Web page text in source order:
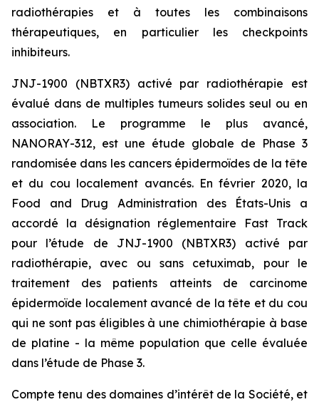
radiothérapies et à toutes les combinaisons
thérapeutiques, en particulier les checkpoints
inhibiteurs.
JNJ-1900 (NBTXR3) activé par radiothérapie est
évalué dans de multiples tumeurs solides seul ou en
association. Le programme le plus avancé,
NANORAY-312, est une étude globale de Phase 3
randomisée dans les cancers épidermoïdes de la tête
et du cou localement avancés. En février 2020, la
Food and Drug Administration des États-Unis a
accordé la désignation réglementaire Fast Track
pour l’étude de JNJ-1900 (NBTXR3) activé par
radiothérapie, avec ou sans cetuximab, pour le
traitement des patients atteints de carcinome
épidermoïde localement avancé de la tête et du cou
qui ne sont pas éligibles à une chimiothérapie à base
de platine - la même population que celle évaluée
dans l’étude de Phase 3.
Compte tenu des domaines d’intérêt de la Société, et